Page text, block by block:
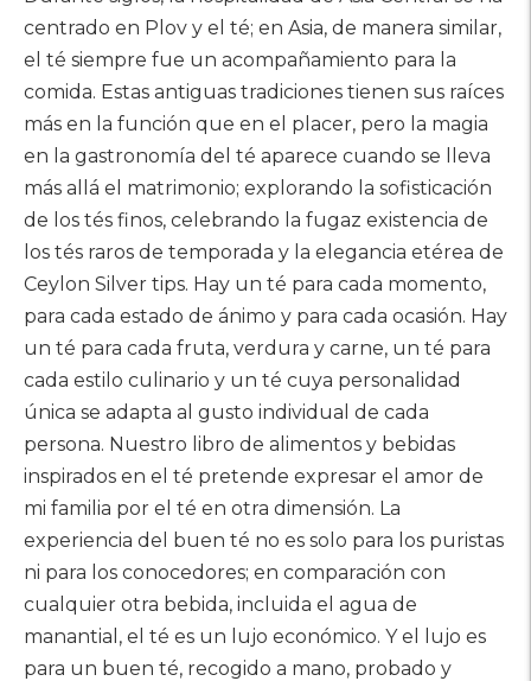
centrado en Plov y el té; en Asia, de manera similar,
el té siempre fue un acompañamiento para la
comida. Estas antiguas tradiciones tienen sus raíces
más en la función que en el placer, pero la magia
en la gastronomía del té aparece cuando se lleva
más allá el matrimonio; explorando la sofisticación
de los tés finos, celebrando la fugaz existencia de
los tés raros de temporada y la elegancia etérea de
Ceylon Silver tips. Hay un té para cada momento,
para cada estado de ánimo y para cada ocasión. Hay
un té para cada fruta, verdura y carne, un té para
cada estilo culinario y un té cuya personalidad
única se adapta al gusto individual de cada
persona. Nuestro libro de alimentos y bebidas
inspirados en el té pretende expresar el amor de
mi familia por el té en otra dimensión. La
experiencia del buen té no es solo para los puristas
ni para los conocedores; en comparación con
cualquier otra bebida, incluida el agua de
manantial, el té es un lujo económico. Y el lujo es
para un buen té, recogido a mano, probado y